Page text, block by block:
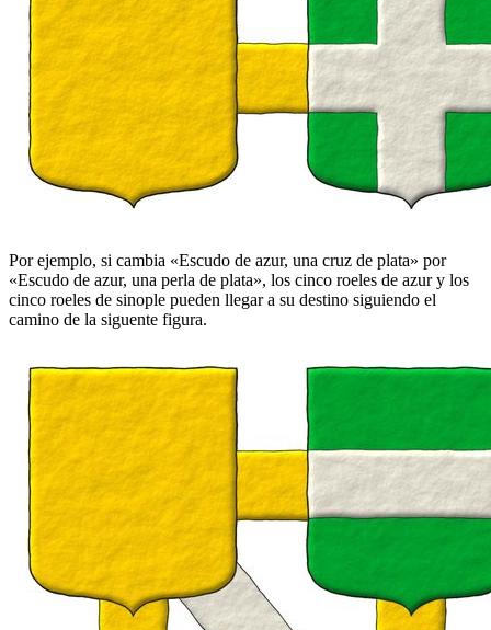
Por ejemplo, si cambia «Escudo de azur, una cruz de plata» por
«Escudo de azur, una perla de plata», los cinco roeles de azur y los
cinco roeles de sinople pueden llegar a su destino siguiendo el
camino de la siguente figura.